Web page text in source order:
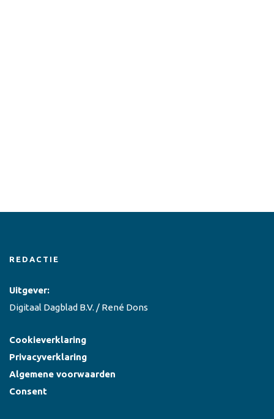
REDACTIE
Uitgever:
Digitaal Dagblad B.V. / René Dons
Cookieverklaring
Privacyverklaring
Algemene voorwaarden
Consent